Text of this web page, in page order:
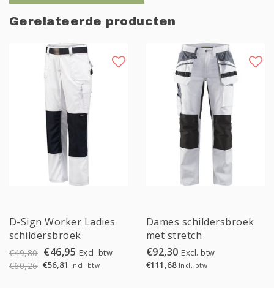
Gerelateerde producten
D-Sign Worker Ladies
schildersbroek
€49,80 €46,95 Excl. btw
€60,26 €56,81 Incl. btw
Dames schildersbroek
met stretch
€92,30 Excl. btw
€111,68 Incl. btw